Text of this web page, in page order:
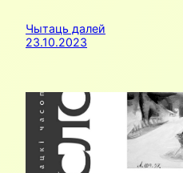
Чытаць далей
23.10.2023